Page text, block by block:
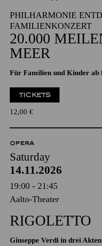
PHILHARMONIE
FAMILIENKONZERT
20.000
MEER
Für Familien und Kinder ab
TICKETS
12,00 €
OPERA
Saturday
14.11.2026
19:00 - 21:45
Aalto-Theater
RIGOLETTO
Giuseppe Verdi in drei Akten